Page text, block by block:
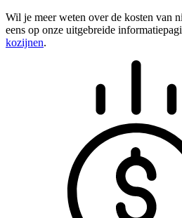
Wil je meer weten over de kosten van
eens op onze uitgebreide
kozijnen.